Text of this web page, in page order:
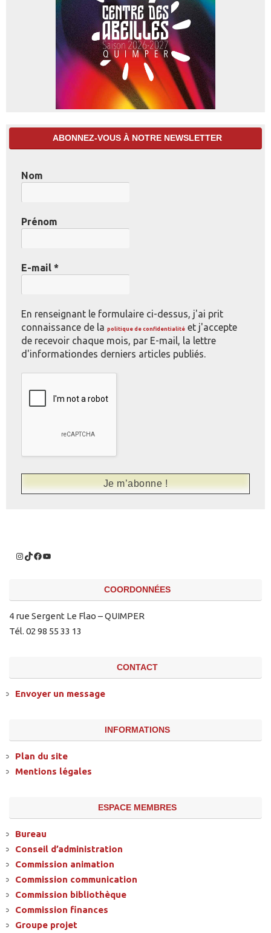
ABONNEZ-VOUS À NOTRE NEWSLETTER
Nom
Prénom
E-mail *
En renseignant le formulaire ci-dessus, j'ai prit
connaissance de la politique de confidentialité et j'accepte
de recevoir chaque mois, par E-mail, la lettre
d'informationdes derniers articles publiés.
COORDONNÉES
4 rue Sergent Le Flao – QUIMPER
Tél. 02 98 55 33 13
CONTACT
Envoyer un message
INFORMATIONS
Plan du site
Mentions légales
ESPACE MEMBRES
Bureau
Conseil d’administration
Commission animation
Commission communication
Commission bibliothèque
Commission finances
Groupe projet